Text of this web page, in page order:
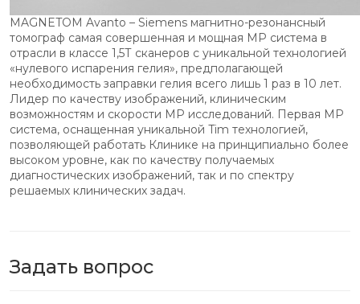
MAGNETOM Avanto – Siemens магнитно-резонансный
томограф самая совершенная и мощная МР система в
отрасли в классе 1,5Т сканеров с уникальной технологией
«нулевого испарения гелия», предполагающей
необходимость заправки гелия всего лишь 1 раз в 10 лет.
Лидер по качеству изображений, клиническим
возможностям и скорости МР исследований. Первая МР
система, оснащенная уникальной Tim технологией,
позволяющей работать Клинике на принципиально более
высоком уровне, как по качеству получаемых
диагностических изображений, так и по спектру
решаемых клинических задач.
Задать вопрос